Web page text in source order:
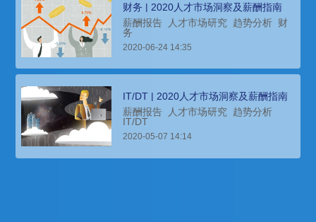
财务 | 2020人才市场洞察及薪酬指南
薪酬报告
人才市场研究 趋势分析 财
务
2020-06-24 14:35
IT/DT | 2020人才市场洞察及薪酬指南
薪酬报告
人才市场研究 趋势分析
IT/DT
2020-05-07 14:14